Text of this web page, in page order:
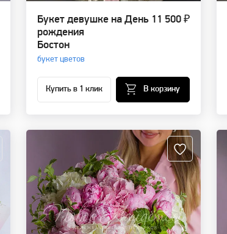
Букет девушке на День
рождения
Бостон
букет цветов
11 500 ₽
Купить в 1 клик В корзину